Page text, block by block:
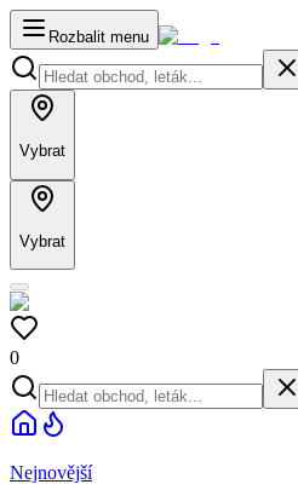
Rozbalit menu
Vybrat
Vybrat
0
Nejnovější